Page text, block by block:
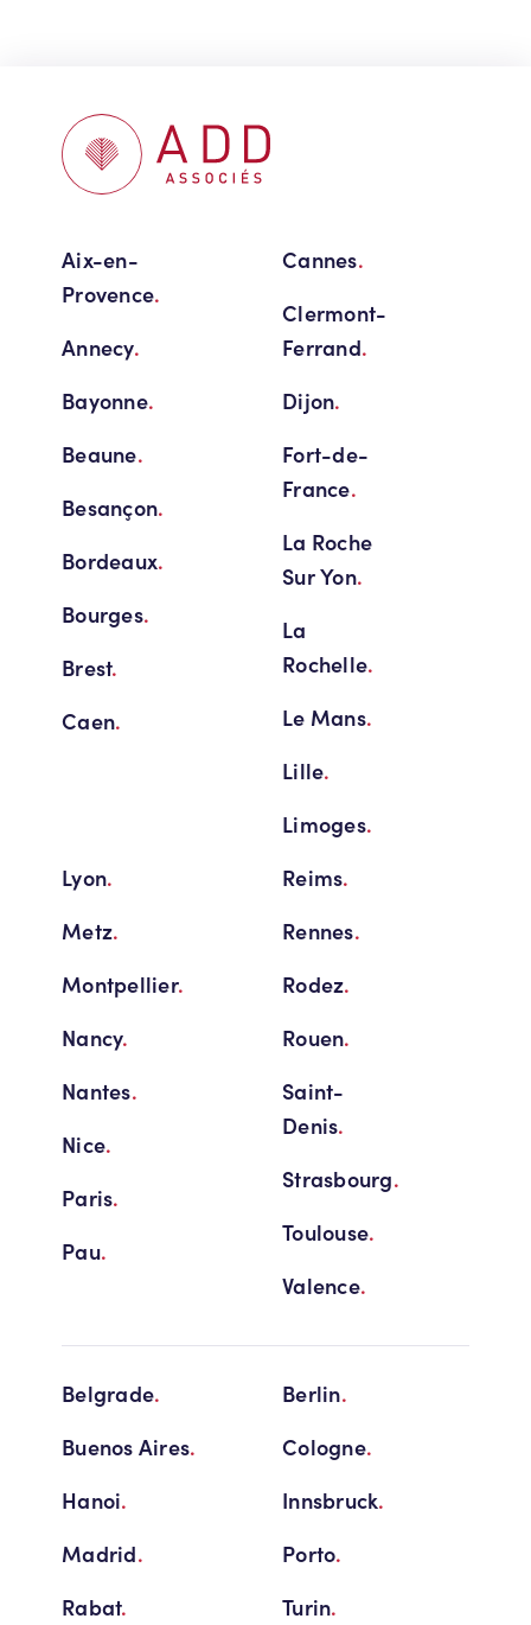
Aix-en-
Provence.
Annecy.
Bayonne.
Beaune.
Besançon.
Bordeaux.
Bourges.
Brest.
Caen.
Cannes.
Clermont-
Ferrand.
Dijon.
Fort-de-
France.
La Roche
Sur Yon.
La
Rochelle.
Le Mans.
Lille.
Limoges.
Lyon.
Metz.
Montpellier.
Nancy.
Nantes.
Nice.
Paris.
Pau.
Reims.
Rennes.
Rodez.
Rouen.
Saint-
Denis.
Strasbourg.
Toulouse.
Valence.
Belgrade. Berlin.
Buenos Aires. Cologne.
Hanoi. Innsbruck.
Madrid. Porto.
Rabat. Turin.